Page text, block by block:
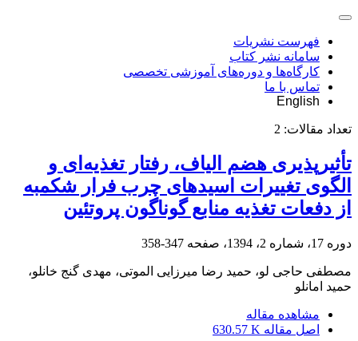
فهرست نشریات
سامانه نشر کتاب
کارگاه‌ها و دوره‌های آموزشی تخصصی
تماس با ما
English
تعداد مقالات: 2
تأثیرپذیری هضم الیاف، رفتار تغذیه‌ای و
الگوی تغییرات اسیدهای چرب فرار شکمبه
از دفعات تغذیه منابع گوناگون پروتئین
دوره 17، شماره 2، 1394، صفحه 347-358
مصطفی حاجی لو، حمید رضا میرزایی الموتی، مهدی گنج خانلو،
حمید امانلو
مشاهده مقاله
اصل مقاله 630.57 K